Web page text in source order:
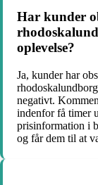
Har kunder
oplevelse?
Ja, kunder har
negativt.
indenfor få timer
prisinformation i
og får dem til at